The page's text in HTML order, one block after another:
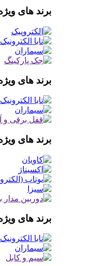
برند های
برند های
برند های
برند های